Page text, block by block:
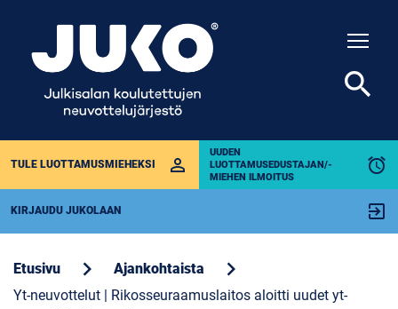
TULE LUOTTAMUSMIEHEKSI perm_identity
UUDEN
LUOTTAMUSEDUSTAJAN/-
MIEHEN ILMOITUS
alarm
KIRJAUDU JUKOLAAN exit_to_app
search
Etusivu chevron_right Ajankohtaista chevron_right
Yt-neuvottelut | Rikosseuraamuslaitos aloitti uudet yt-